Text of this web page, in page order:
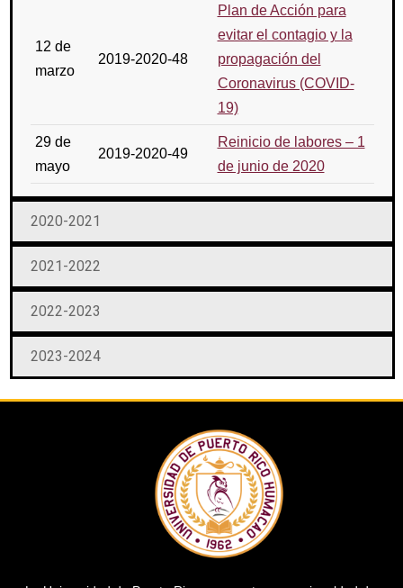
12 de
marzo
2019-2020-48
Plan de Acción para
evitar el contagio y la
propagación del
Coronavirus (COVID-
19)
29 de
mayo
2019-2020-49
Reinicio de labores – 1
de junio de 2020
2020-2021
2021-2022
2022-2023
2023-2024